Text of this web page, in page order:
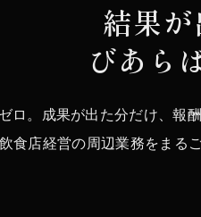
結果が
びあら
ロ。成果が出た分だけ、
飲食店経営の周辺業務をまる